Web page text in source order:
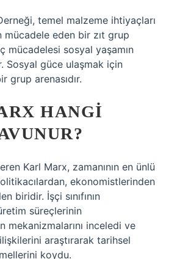
temel malzeme ihtiyaçları
mücadele eden bir zıt grup
mücadelesi sosyal yaşamın
Sosyal güce ulaşmak için
grup arenasıdır.
HANGI
Karl Marx, zamanının en ünlü
ekonomistlerinden
biridir. İşçi sınıfının
süreçlerinin
mekanizmalarını inceledi ve
araştırarak tarihsel
koydu.